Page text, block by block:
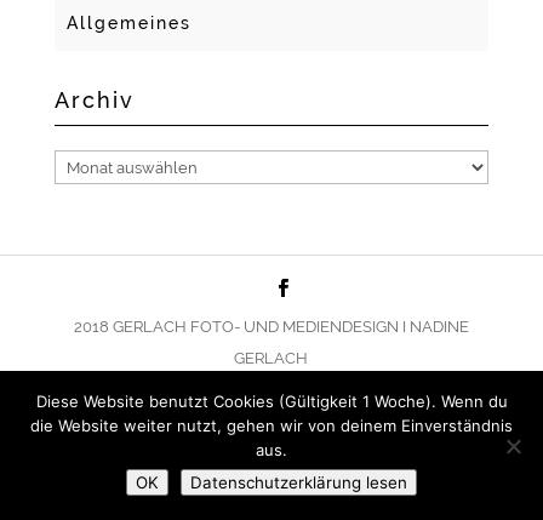
Allgemeines
Archiv
Archiv
2018 GERLACH FOTO- UND MEDIENDESIGN I NADINE
GERLACH
Diese Website benutzt Cookies (Gültigkeit 1 Woche). Wenn du
die Website weiter nutzt, gehen wir von deinem Einverständnis
aus.
OK
Datenschutzerklärung lesen